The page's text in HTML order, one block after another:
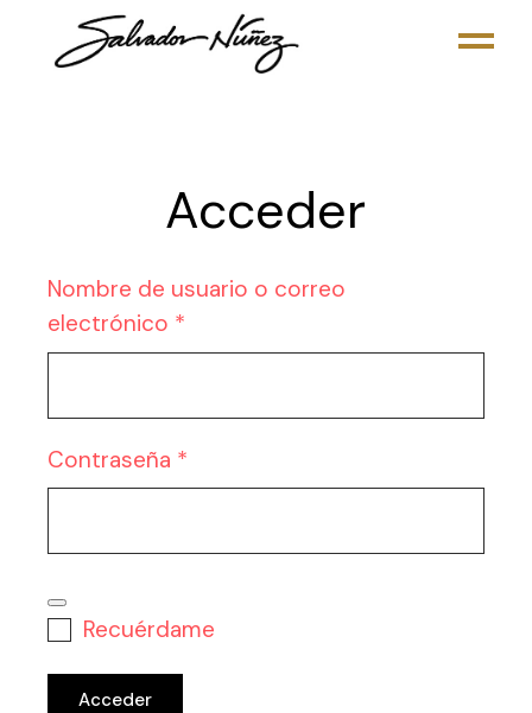
content
Acceder
Nombre de usuario o correo
electrónico *
Contraseña *
Recuérdame
Acceder